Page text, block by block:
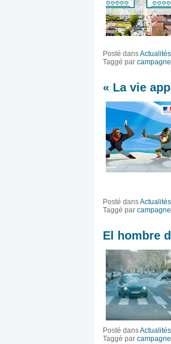
Posté dansActualités
Taggé par
« La vie
Posté dansActualités
Taggé par
El hombre
Posté dansActualités
Taggé par